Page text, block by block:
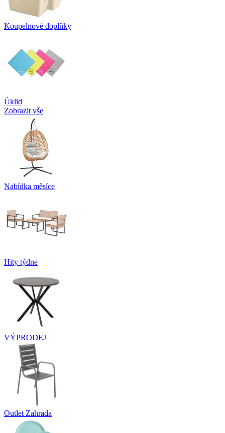
Koupelnové doplňky
Úklid
Zobrazit vše
Nabídka měsíce
Hity týdne
VÝPRODEJ
Outlet Zahrada